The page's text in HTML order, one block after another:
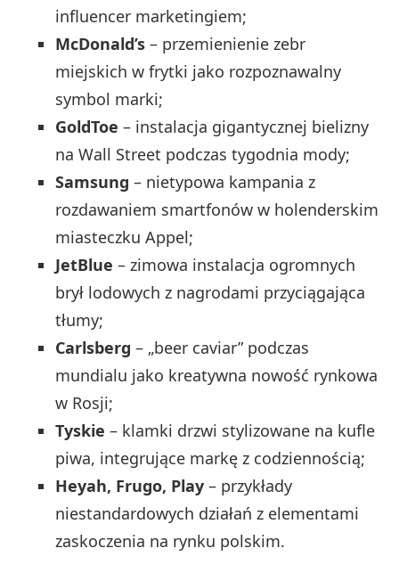
influencer marketingiem;
McDonald’s – przemienienie zebr
miejskich w frytki jako rozpoznawalny
symbol marki;
GoldToe – instalacja gigantycznej bielizny
na Wall Street podczas tygodnia mody;
Samsung – nietypowa kampania z
rozdawaniem smartfonów w holenderskim
miasteczku Appel;
JetBlue – zimowa instalacja ogromnych
brył lodowych z nagrodami przyciągająca
tłumy;
Carlsberg – „beer caviar” podczas
mundialu jako kreatywna nowość rynkowa
w Rosji;
Tyskie – klamki drzwi stylizowane na kufle
piwa, integrujące markę z codziennością;
Heyah, Frugo, Play – przykłady
niestandardowych działań z elementami
zaskoczenia na rynku polskim.